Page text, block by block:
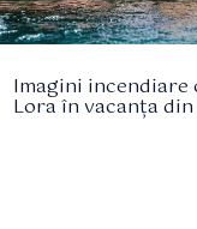
Imagini incendiare
Lora în vacanța